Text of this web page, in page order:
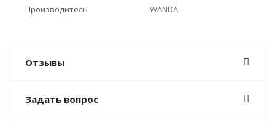
Производитель WANDA
Отзывы
Задать вопрос